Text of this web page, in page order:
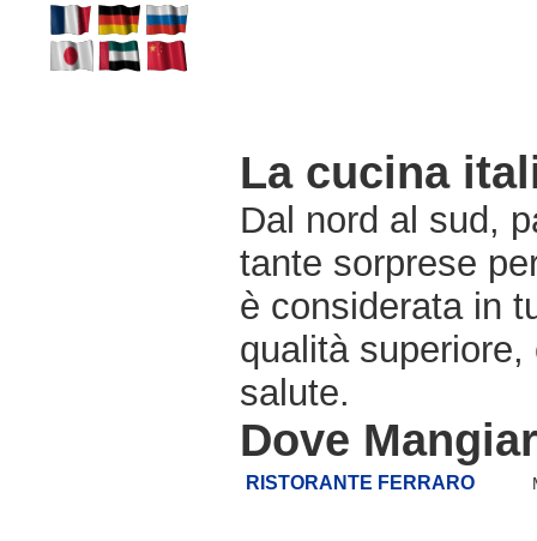
La cucina
Dal nord al sud,
tante sorprese
è considerata in
qualità
salute.
Dove
RISTORANTE FERRARO